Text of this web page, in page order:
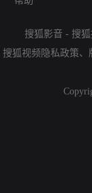
搜狐影音 - 搜
搜狐视频隐私政策、